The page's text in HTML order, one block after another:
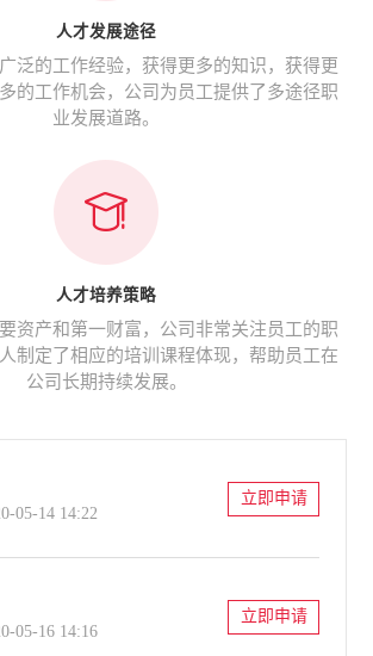
人才发展途径
泛的工作经验，获得更多的知识，获得更
的工作机会，公司为员工提供了多途径职
业发展道路。
人才培养策略
资产和第一财富，公司非常关注员工的职
制定了相应的培训课程体现，帮助员工在
公司长期持续发展。
05-14 14:22
立即申请
05-16 14:16
立即申请